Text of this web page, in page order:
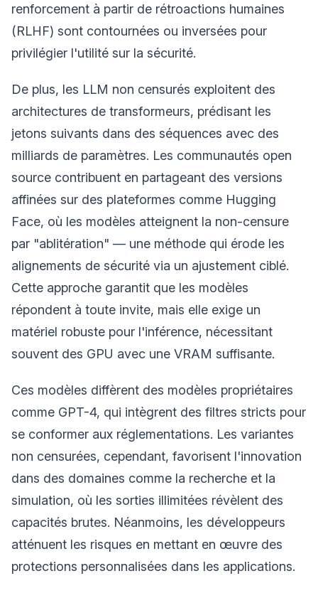
renforcement à partir de rétroactions humaines
(RLHF) sont contournées ou inversées pour
privilégier l'utilité sur la sécurité.
De plus, les LLM non censurés exploitent des
architectures de transformeurs, prédisant les
jetons suivants dans des séquences avec des
milliards de paramètres. Les communautés open
source contribuent en partageant des versions
affinées sur des plateformes comme Hugging
Face, où les modèles atteignent la non-censure
par "ablitération" — une méthode qui érode les
alignements de sécurité via un ajustement ciblé.
Cette approche garantit que les modèles
répondent à toute invite, mais elle exige un
matériel robuste pour l'inférence, nécessitant
souvent des GPU avec une VRAM suffisante.
Ces modèles diffèrent des modèles propriétaires
comme GPT-4, qui intègrent des filtres stricts pour
se conformer aux réglementations. Les variantes
non censurées, cependant, favorisent l'innovation
dans des domaines comme la recherche et la
simulation, où les sorties illimitées révèlent des
capacités brutes. Néanmoins, les développeurs
atténuent les risques en mettant en œuvre des
protections personnalisées dans les applications.